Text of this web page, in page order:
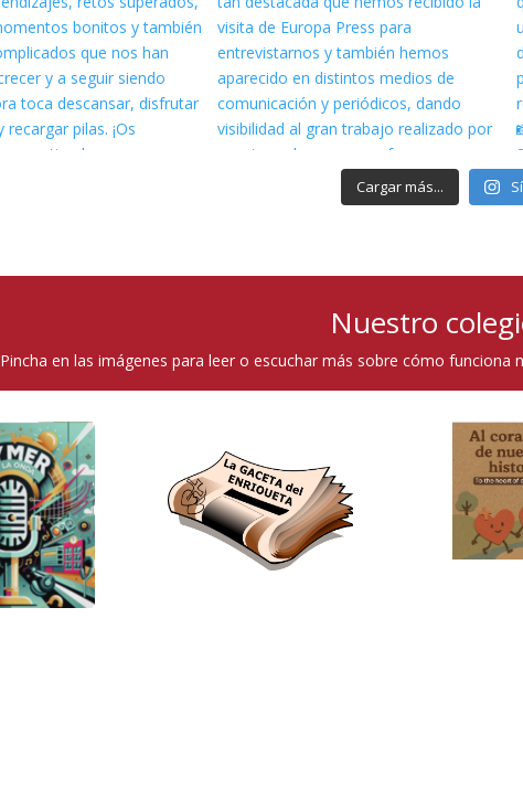
Cargar más...
Nuestro
Pincha en las imágenes para leer o escuchar más sobre cómo